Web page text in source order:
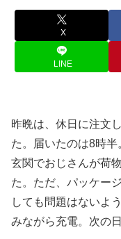
X
LINE
昨晩は、休日に注文
た。届いたのは8時半
玄関でおじさんが荷
た。ただ、パッケー
しても問題はないよ
みながら充電。次の